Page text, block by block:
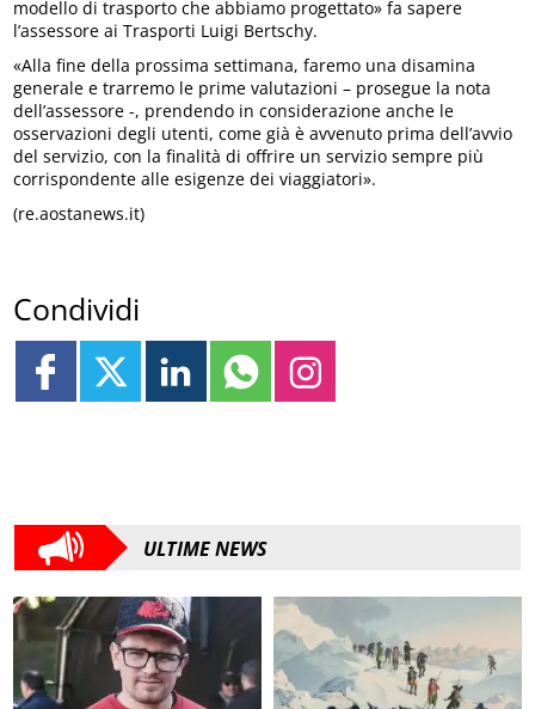
modello di trasporto che abbiamo progettato» fa sapere
l’assessore ai Trasporti Luigi Bertschy.
«Alla fine della prossima settimana, faremo una disamina
generale e trarremo le prime valutazioni – prosegue la nota
dell’assessore -, prendendo in considerazione anche le
osservazioni degli utenti, come già è avvenuto prima dell’avvio
del servizio, con la finalità di offrire un servizio sempre più
corrispondente alle esigenze dei viaggiatori».
(re.aostanews.it)
Condividi
ULTIME NEWS